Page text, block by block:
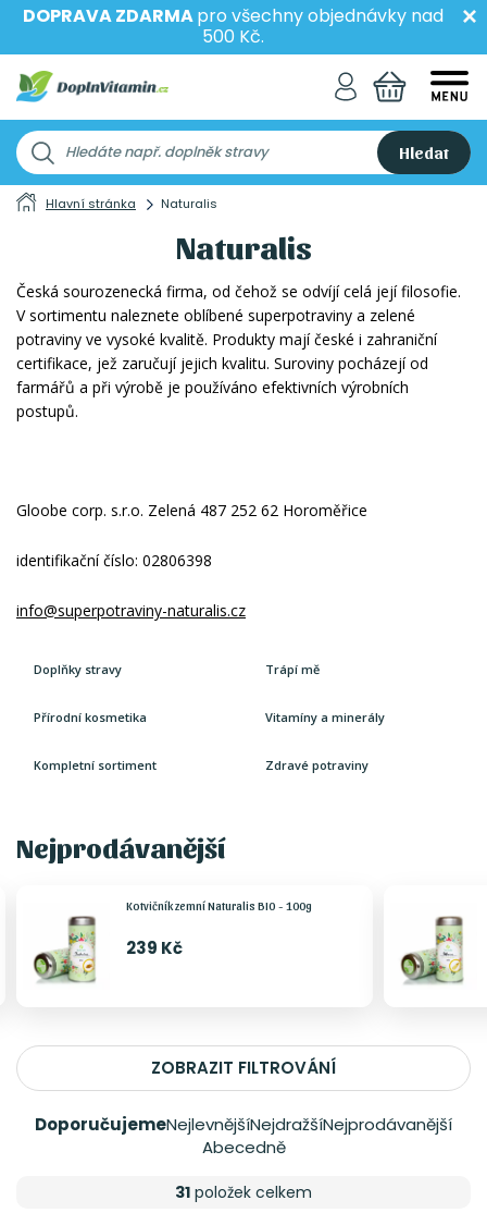
DOPRAVA ZDARMApro všechny objednávky nad
500 Kč.
Hledat
Hlavní stránka Naturalis
Naturalis
Česká sourozenecká firma, od čehož se odvíjí celá její filosofie.
V sortimentu naleznete oblíbené superpotraviny a zelené
potraviny ve vysoké kvalitě. Produkty mají české i zahraniční
certifikace, jež zaručují jejich kvalitu. Suroviny pocházejí od
farmářů a při výrobě je používáno efektivních výrobních
postupů.
Gloobe corp. s.r.o. Zelená 487 252 62 Horoměřice
identifikační číslo: 02806398
info@superpotraviny-naturalis.cz
Doplňky stravy Trápí mě
Přírodní kosmetika Vitamíny a minerály
Kompletní sortiment Zdravé potraviny
Nejprodávanější
Kotvičník zemní Naturalis BIO - 100g
239 Kč
ZOBRAZIT FILTROVÁNÍ
DoporučujemeNejlevnějšíNejdražšíNejprodávanější
Abecedně
31 položek celkem